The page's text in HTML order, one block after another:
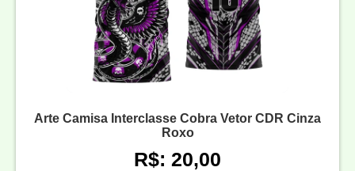
Arte Camisa Interclasse Cobra Vetor CDR Cinza
Roxo
R$: 20,00